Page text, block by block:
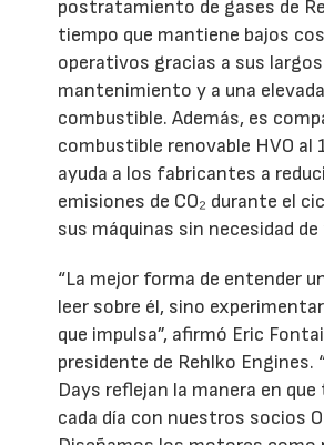
postratamiento de gases de
tiempo que mantiene bajos
operativos gracias a sus
mantenimiento y a una
combustible. Además, es
combustible renovable HVO al
ayuda a los fabricantes a
emisiones de CO₂ durante el
sus máquinas sin necesidad
“La mejor forma de entender
leer sobre él, sino
que impulsa”, afirmó Eric
presidente de Rehlko Engines.
Days reflejan la manera en
cada día con nuestros socios